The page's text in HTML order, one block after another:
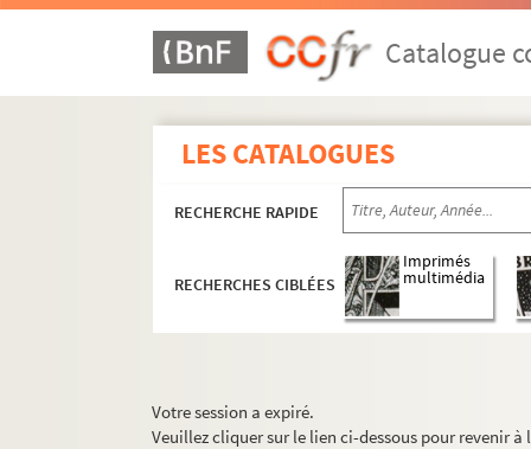
Catalogue
LES CATALOGUES
RECHERCHE RAPIDE
RECHERCHES CIBLÉES
Imprimés
multimédia
Votre session a expiré.
Veuillez cliquer sur le lien ci-dessous pour revenir